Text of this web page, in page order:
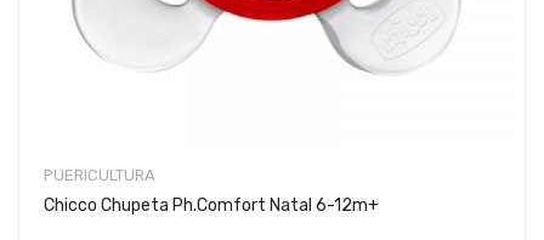
PUERICULTURA
Chicco Chupeta Ph.Comfort Natal 6-12m+